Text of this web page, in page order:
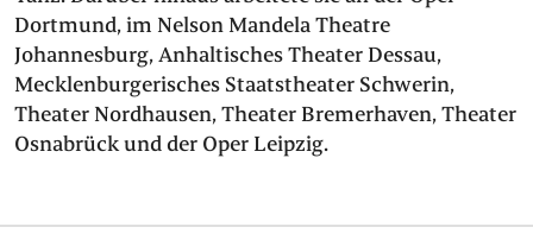
SERVICE
CONTACT
THEATRE & SCHOOL
Dortmund, im Nelson Mandela Theatre
Johannesburg, Anhaltisches Theater Dessau,
Mecklenburgerisches Staatstheater Schwerin,
Theater Nordhausen, Theater Bremerhaven, Theater
Osnabrück und der Oper Leipzig.